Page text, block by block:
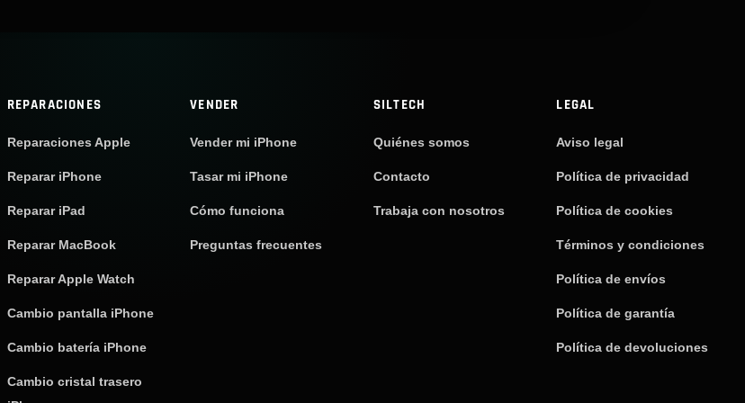
REPARACIONES
Reparaciones Apple
Reparar iPhone
Reparar iPad
Reparar MacBook
Reparar Apple Watch
Cambio pantalla iPhone
Cambio batería iPhone
Cambio cristal trasero
VENDER
Vender mi iPhone
Tasar mi iPhone
Cómo funciona
Preguntas frecuentes
SILTECH
Quiénes somos
Contacto
Trabaja con nosotros
LEGAL
Aviso legal
Política de privacidad
Política de cookies
Términos y condiciones
Política de envíos
Política de garantía
Política de devoluciones